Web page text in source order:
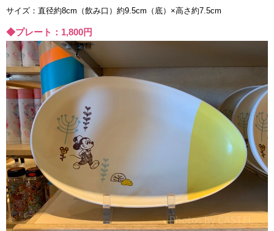
サイズ：直径約8cm（飲み口）約9.5cm（底）×高さ約7.5cm
◆プレート：1,800円